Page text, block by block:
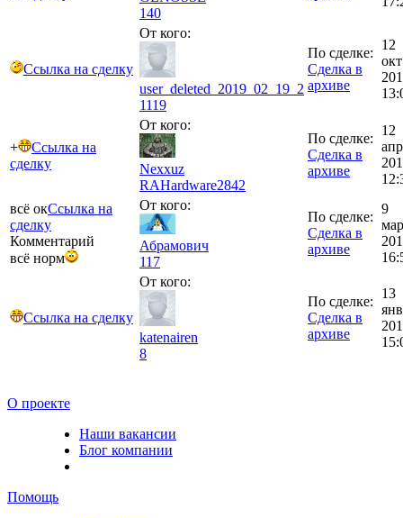
140
Ссылка на сделку
От кого:
user_deleted_2019_02_19_2
1119
По сделке:
Сделка в
архиве
12
окт
+
Ссылка на
сделку
От кого:
Nexxuz
RAHardware2842
По сделке:
Сделка в
архиве
12
апр
всё окСсылка на
сделку
Комментарий
всё норм
От кого:
Абрамович
117
По сделке:
Сделка в
архиве
9
Ссылка на сделку
От кого:
katenairen
8
По сделке:
Сделка в
архиве
13
янв
О проекте
Наши вакансии
Блог компании
Помощь